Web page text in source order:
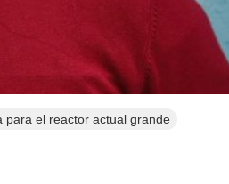
para el reactor actual grande